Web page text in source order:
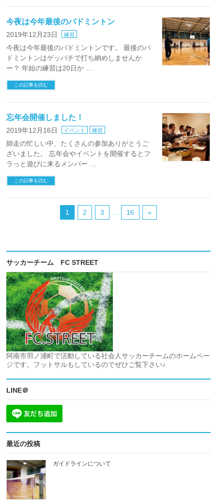
今夜は今年最後のバドミントン
2019年12月23日 練習
今夜は今年最後のバドミントンです。 最後のバ
ドミントンはゲッパチで打ち納めしませんか
ー？ 年始の練習は20日か …
この記事を読む
忘年会開催しました！
2019年12月16日 イベント 練習
師走の忙しい中、たくさんの参加ありがとうご
ざいました。 忘年会やイベントを開催するとフ
ラっと遊びに来るメンバー …
この記事を読む
1 2 3 16 »
サッカーチーム FC STREET
阿南市羽ノ浦町で活動している社会人サッカーチームのホームペー
ジです。フットサルもしているのでぜひご覧下さい♪
LINE＠
最近の投稿
ガイドラインについて